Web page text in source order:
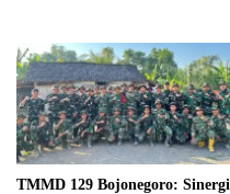
TMMD 129 Bojonegoro: Sinergi